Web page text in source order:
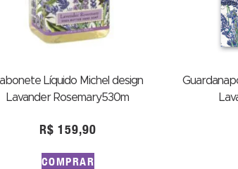
Líquido Michel design
Lavander Rosemary530m
R$ 159,90
COMPRAR